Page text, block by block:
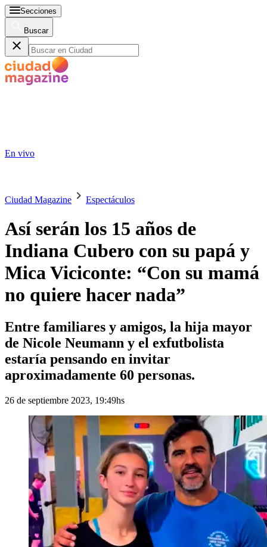
Secciones
Buscar
En vivo
Ciudad Magazine Espectáculos
Así serán los 15 años de
Indiana Cubero con su papá y
Mica Viciconte: “Con su mamá
no quiere hacer nada”
Entre familiares y amigos, la hija mayor
de Nicole Neumann y el exfutbolista
estaría pensando en invitar
aproximadamente 60 personas.
26 de septiembre 2023, 19:49hs